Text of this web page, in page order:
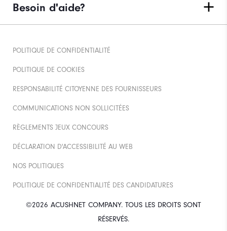
Besoin d'aide?
©2026 ACUSHNET COMPANY. TOUS LES DROITS SONT
RÉSERVÉS.
POLITIQUE DE CONFIDENTIALITÉ
POLITIQUE DE COOKIES
RESPONSABILITÉ CITOYENNE DES FOURNISSEURS
COMMUNICATIONS NON SOLLICITÉES
RÈGLEMENTS JEUX CONCOURS
DÉCLARATION D'ACCESSIBILITÉ AU WEB
NOS POLITIQUES
POLITIQUE DE CONFIDENTIALITÉ DES CANDIDATURES